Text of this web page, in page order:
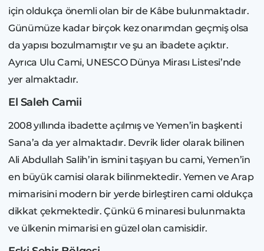
için oldukça önemli olan bir de Kâbe bulunmaktadır.
Günümüze kadar birçok kez onarımdan geçmiş olsa
da yapısı bozulmamıştır ve şu an ibadete açıktır.
Ayrıca Ulu Cami, UNESCO Dünya Mirası Listesi’nde
yer almaktadır.
El Saleh Camii
2008 yıllında ibadette açılmış ve Yemen’in başkenti
Sana’a da yer almaktadır. Devrik lider olarak bilinen
Ali Abdullah Salih’in ismini taşıyan bu cami, Yemen’in
en büyük camisi olarak bilinmektedir. Yemen ve Arap
mimarisini modern bir yerde birleştiren cami oldukça
dikkat çekmektedir. Çünkü 6 minaresi bulunmakta
ve ülkenin mimarisi en güzel olan camisidir.